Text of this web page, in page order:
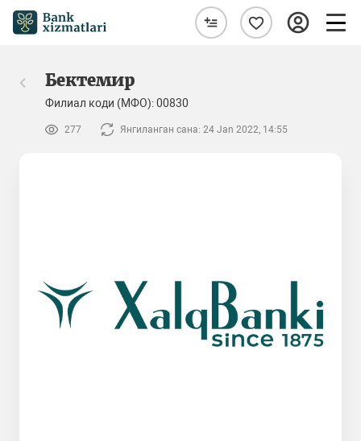
Бектемир
Филиал коди (МФО): 00830
277 Янгиланган сана: 24 Jan 2022, 14:55